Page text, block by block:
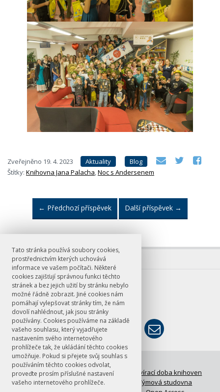
Tato stránka používá soubory cookies,
prostřednictvím kterých uchovává
informace ve vašem počítači. Některé
cookies zajišťují správnou funkci těchto
stránek a bez jejich užití by stránku nebylo
možné řádně zobrazit. Jiné cookies nám
pomáhají vylepšovat stránky tím, že nám
dovolí nahlédnout, jak jsou stránky
používány. Cookies používáme na základě
vašeho souhlasu, který vyjadřujete
nastavením svého internetového
prohlížeče tak, že ukládání těchto cookies
umožňuje. Pokud si přejete svůj souhlas s
používáním těchto cookies odvolat,
proveďte prosím příslušné nastavení
vašeho internetového prohlížeče.
Zveřejněno 19. 4. 2023 Aktuality
Blog
Štítky: Knihovna Jana Palacha,Noc s Andersenem
← Předchozí příspěvek Další příspěvek →
E-mail
knihovna@ff.cuni.cz
© FF UK 2026
FAQ: Časté otázky
Otevírací doba knihoven
Meziknihovní výpůjční služba
Týmová studovna